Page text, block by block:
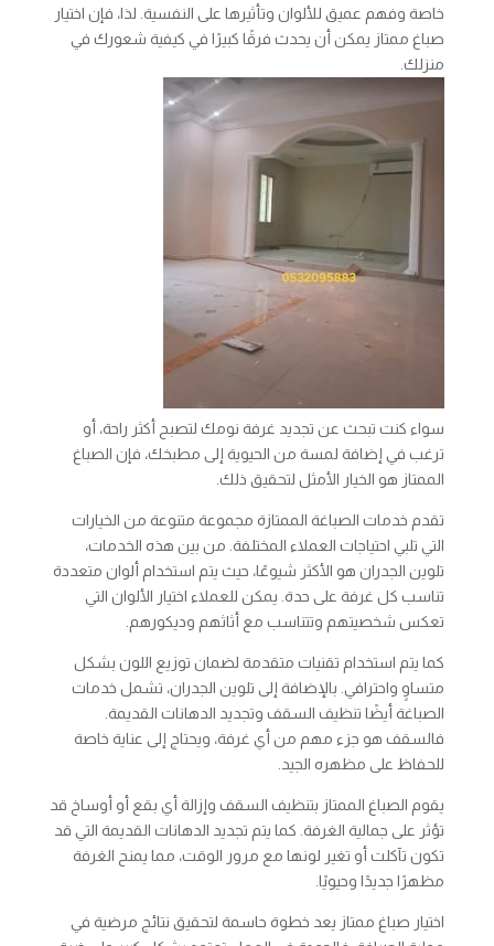
خاصة وفهم عميق للألوان وتأثيرها على النفسية. لذا، فإن اختيار
صباغ ممتاز يمكن أن يحدث فرقًا كبيرًا في كيفية شعورك في
منزلك.
سواء كنت تبحث عن تجديد غرفة نومك لتصبح أكثر راحة، أو
ترغب في إضافة لمسة من الحيوية إلى مطبخك، فإن الصباغ
الممتاز هو الخيار الأمثل لتحقيق ذلك.
تقدم خدمات الصباغة الممتازة مجموعة متنوعة من الخيارات
التي تلبي احتياجات العملاء المختلفة. من بين هذه الخدمات،
تلوين الجدران هو الأكثر شيوعًا، حيث يتم استخدام ألوان متعددة
تناسب كل غرفة على حدة. يمكن للعملاء اختيار الألوان التي
تعكس شخصيتهم وتتناسب مع أثاثهم وديكورهم.
كما يتم استخدام تقنيات متقدمة لضمان توزيع اللون بشكل
متساوٍ واحترافي. بالإضافة إلى تلوين الجدران، تشمل خدمات
الصباغة أيضًا تنظيف السقف وتجديد الدهانات القديمة.
فالسقف هو جزء مهم من أي غرفة، ويحتاج إلى عناية خاصة
للحفاظ على مظهره الجيد.
يقوم الصباغ الممتاز بتنظيف السقف وإزالة أي بقع أو أوساخ قد
تؤثر على جمالية الغرفة. كما يتم تجديد الدهانات القديمة التي قد
تكون تآكلت أو تغير لونها مع مرور الوقت، مما يمنح الغرفة
مظهرًا جديدًا وحيويًا.
اختيار صباغ ممتاز يعد خطوة حاسمة لتحقيق نتائج مرضية في